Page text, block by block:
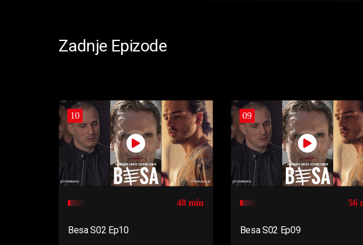
Zadnje Epizode
10
48 min
Besa S02 Ep10
09
56
Besa S02 Ep09